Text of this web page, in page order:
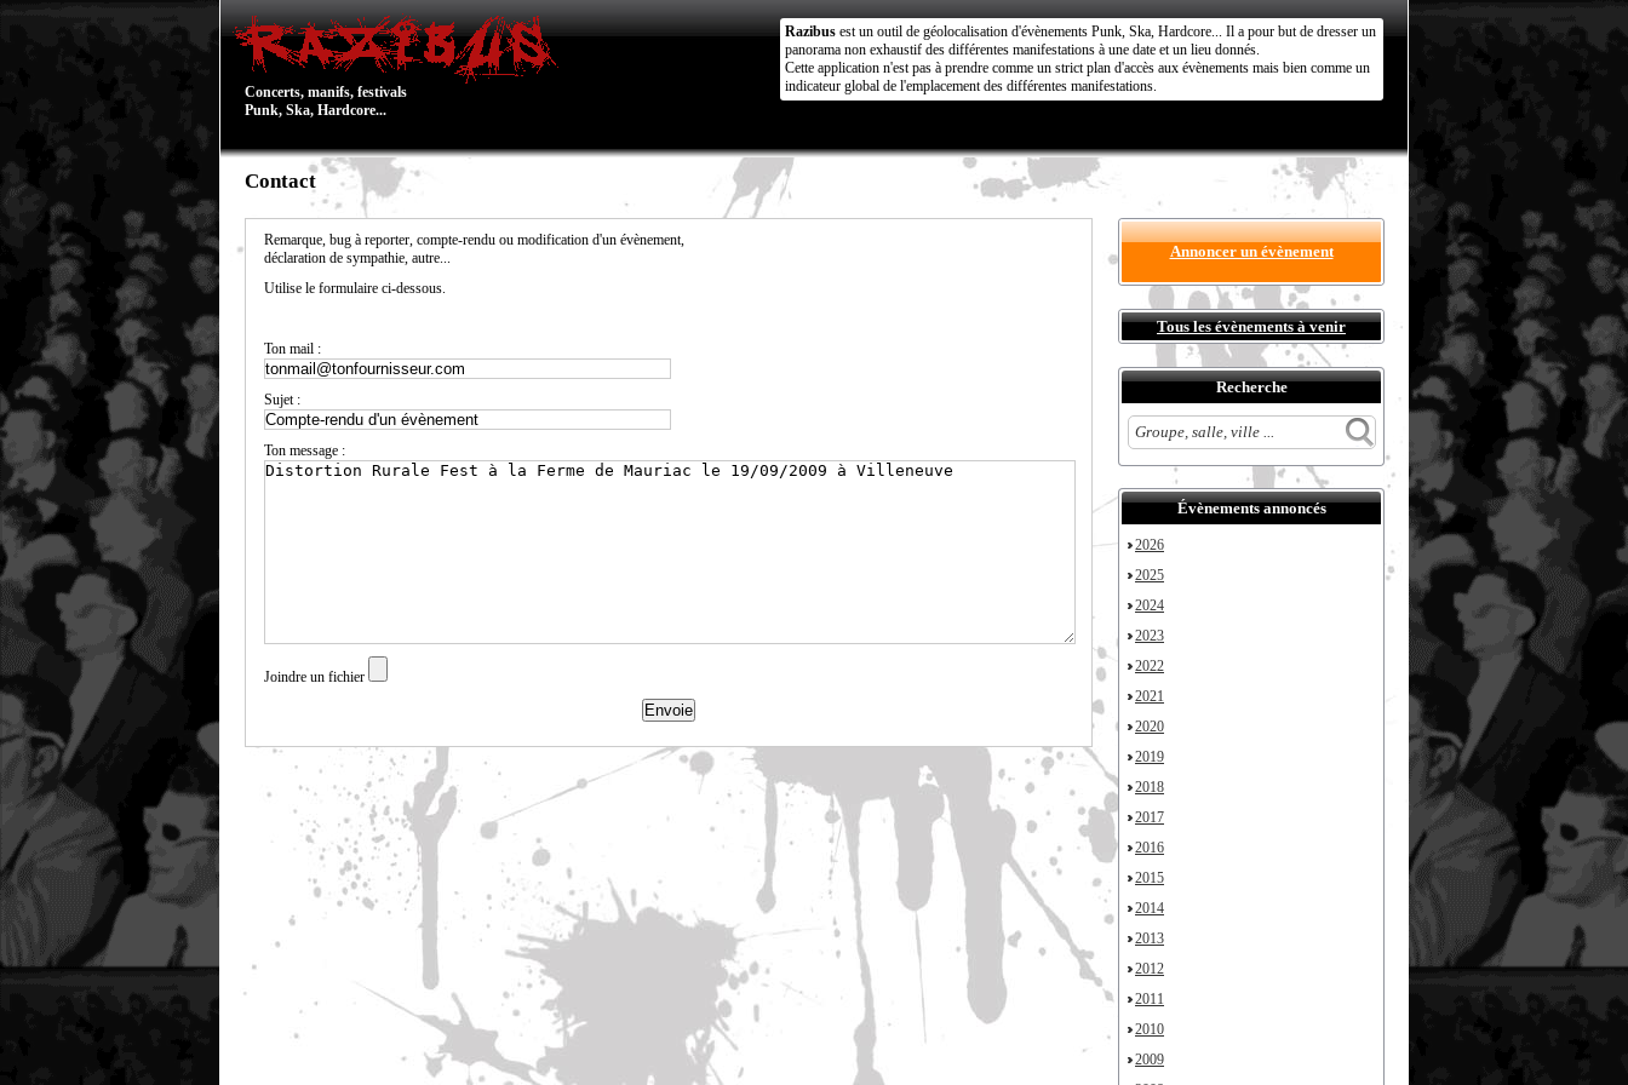
Concerts, manifs, festivals
Punk, Ska, Hardcore...
Razibus est un outil de géolocalisation d'évènements Punk, Ska, Hardcore... Il a pour but de dresser un
panorama non exhaustif des différentes manifestations à une date et un lieu donnés.
Cette application n'est pas à prendre comme un strict plan d'accès aux évènements mais bien comme un
indicateur global de l'emplacement des différentes manifestations.
Contact
Remarque, bug à reporter, compte-rendu ou modification d'un évènement,
déclaration de sympathie, autre...
Utilise le formulaire ci-dessous.
Ton mail :
Sujet :
Ton message :
Joindre un fichier
Annoncer un évènement
Tous les évènements à venir
Recherche
Évènements annoncés
2026
2025
2024
2023
2022
2021
2020
2019
2018
2017
2016
2015
2014
2013
2012
2011
2010
2009